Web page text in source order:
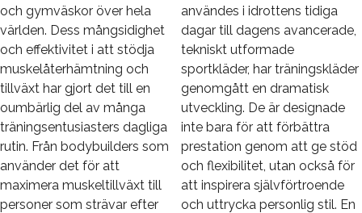
och gymväskor över hela
världen. Dess mångsidighet
och effektivitet i att stödja
muskelåterhämtning och
tillväxt har gjort det till en
oumbärlig del av många
träningsentusiasters dagliga
rutin. Från bodybuilders som
använder det för att
maximera muskeltillväxt till
personer som strävar efter
användes i idrottens tidiga
dagar till dagens avancerade,
tekniskt utformade
sportkläder, har träningskläder
genomgått en dramatisk
utveckling. De är designade
inte bara för att förbättra
prestation genom att ge stöd
och flexibilitet, utan också för
att inspirera självförtroende
och uttrycka personlig stil. En